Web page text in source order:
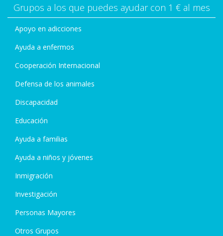
Grupos a los que puedes ayudar con 1 € al mes
Apoyo en adicciones
Ayuda a enfermos
Cooperación Internacional
Defensa de los animales
Discapacidad
Educación
Ayuda a familias
Ayuda a niños y jóvenes
Inmigración
Investigación
Personas Mayores
Otros Grupos